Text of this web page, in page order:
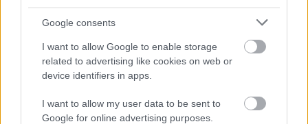
Google consents
I want to allow Google to enable storage
related to advertising like cookies on web or
device identifiers in apps.
I want to allow my user data to be sent to
Google for online advertising purposes.
Brix
8 éve
@GIeccsertetű: Hiába élsz ott, a tények azt mutatják,
hogy NINCS rendesen kezelve az illegális migráció.
Nem megoldott, vagy nagyon nehezen megy a
menekültstátuszt nem kapott emberek